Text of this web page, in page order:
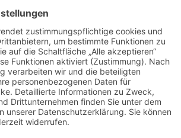
Meditation über das Leben, den
→
kostenlos